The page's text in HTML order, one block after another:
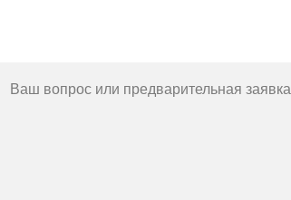
Ваш вопрос или предварительная заявка